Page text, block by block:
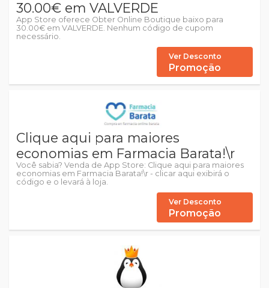
30.00€ em VALVERDE
App Store oferece Obter Online Boutique baixo para
30.00€ em VALVERDE. Nenhum código de cupom
necessário.
Ver Desconto
Promoção
Clique aqui para maiores
economias em Farmacia Barata!\r
Você sabia? Venda de App Store: Clique aqui para maiores
economias em Farmacia Barata!\r - clicar aqui exibirá o
código e o levará à loja.
Ver Desconto
Promoção